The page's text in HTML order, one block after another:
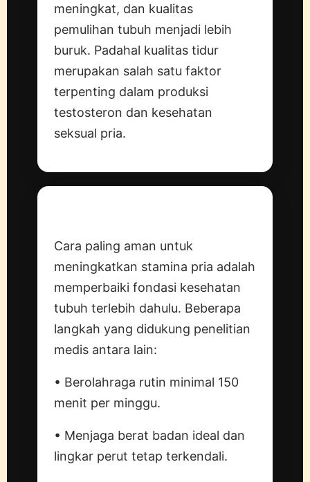
meningkat, dan kualitas
pemulihan tubuh menjadi lebih
buruk. Padahal kualitas tidur
merupakan salah satu faktor
terpenting dalam produksi
testosteron dan kesehatan
seksual pria.
Cara paling aman untuk
meningkatkan stamina pria adalah
memperbaiki fondasi kesehatan
tubuh terlebih dahulu. Beberapa
langkah yang didukung penelitian
medis antara lain:
• Berolahraga rutin minimal 150
menit per minggu.
• Menjaga berat badan ideal dan
lingkar perut tetap terkendali.